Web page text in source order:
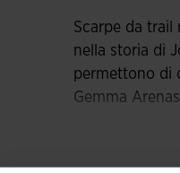
Scarpe da
nella storia di
permettono di
Gemma
Tomaia
che